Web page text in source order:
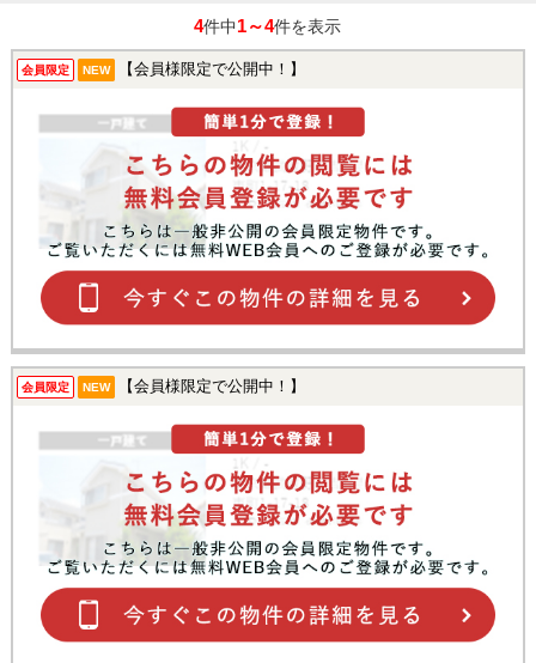
4件中1～4件を表示
会員限定 NEW 【会員様限定で公開中！】
会員限定 NEW 【会員様限定で公開中！】